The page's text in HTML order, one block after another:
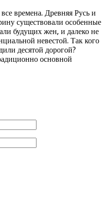
времена. Древняя Русь и
существовали особенные
будущих жен, и далеко не
невестой. Так кого
десятой дорогой?
основной